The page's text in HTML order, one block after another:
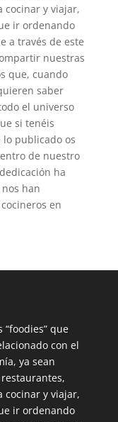
cocinar y viajar,
ir ordenando
a través de este
nuestras
que, cuando
saber
el universo
si tenéis
publicado os
de nuestro
ha
han
en
“foodies” que
con el
ya sean
cocinar y viajar,
ir ordenando